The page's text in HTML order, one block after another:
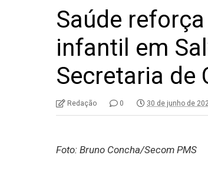
Saúde
infantil em
Secretaria de
Redação 0 30 de junho de
Foto: Bruno Concha/Secom PMS